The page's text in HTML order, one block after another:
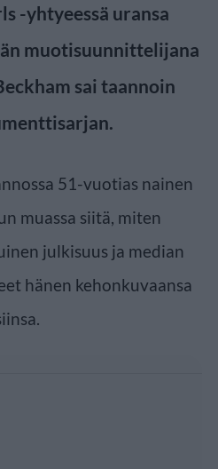
-yhtyeessä uransa
muotisuunnittelijana
sai taannoin
51-vuotias nainen
muassa siitä, miten
julkisuus ja median
hänen kehonkuvaansa